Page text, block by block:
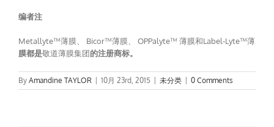
编者注
Metallyte™薄膜、 Bicor™薄膜、 OPPalyte™ 薄膜和Label-Lyte™薄
膜都是敬道薄膜集团的注册商标。
By Amandine TAYLOR 10月 23rd, 2015 未分类 0 Comments